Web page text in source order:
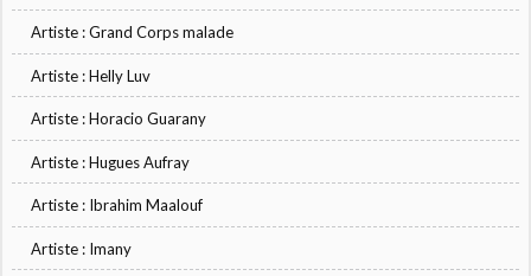
Artiste : Grand Corps malade
Artiste : Helly Luv
Artiste : Horacio Guarany
Artiste : Hugues Aufray
Artiste : Ibrahim Maalouf
Artiste : Imany